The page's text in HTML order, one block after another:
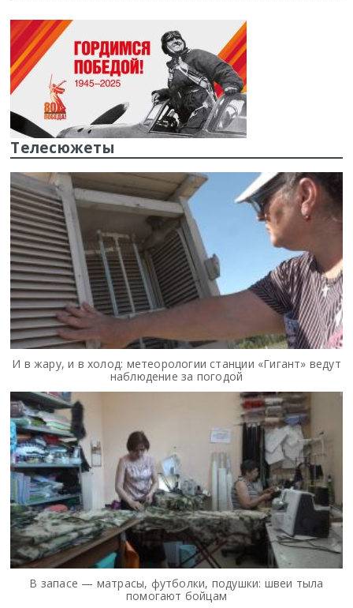
Телесюжеты
И в жару, и в холод: метеорологии станции «Гигант» ведут
наблюдение за погодой
В запасе — матрасы, футболки, подушки: швеи тыла
помогают бойцам